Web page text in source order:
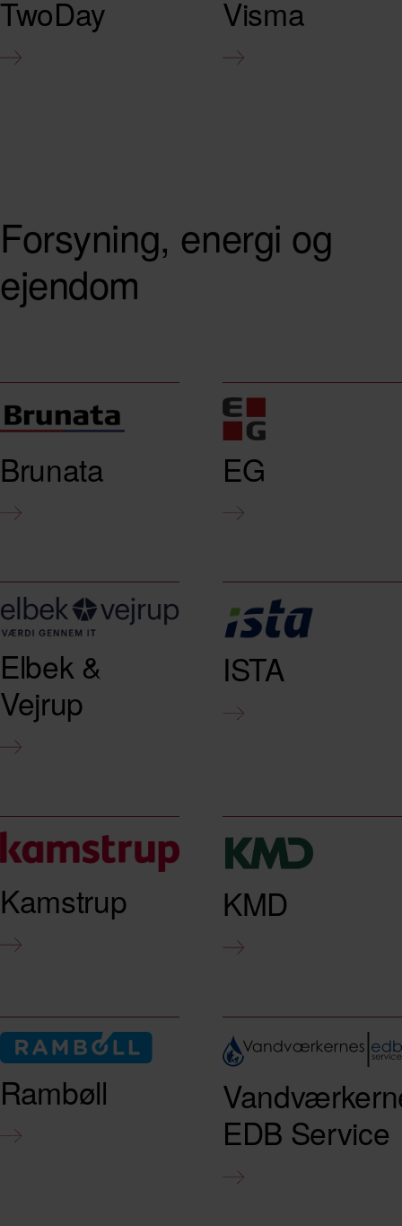
TwoDay Visma
Forsyning, energi og
ejendom
Brunata EG
Elbek &
Vejrup
ISTA
Kamstrup KMD
Rambøll
EDB Service